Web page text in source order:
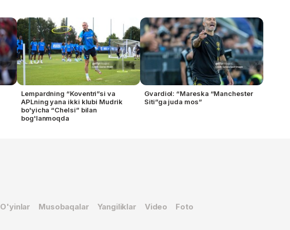
Lempardning “Koventri”si va
APLning yana ikki klubi Mudrik
bo'yicha “Chelsi” bilan
bog'lanmoqda
Gvardiol: “Mareska “Manchester
Siti”ga juda mos”
O'yinlar Musobaqalar Yangiliklar Video Foto